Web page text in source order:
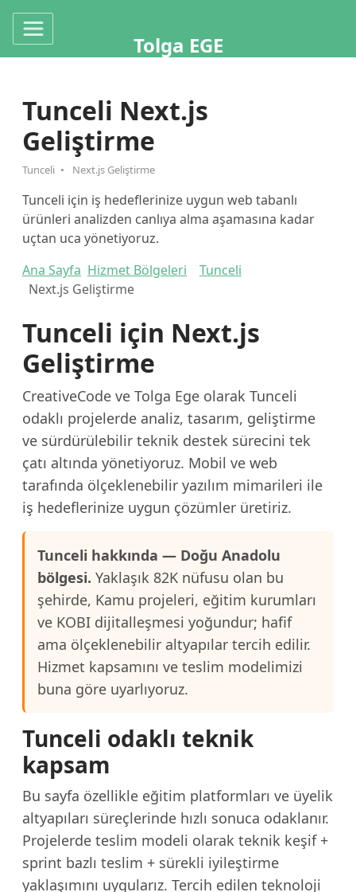
Tolga EGE
Tunceli Next.js
Geliştirme
Tunceli Next.js Geliştirme
Tunceli için iş hedeflerinize uygun web tabanlı
ürünleri analizden canlıya alma aşamasına kadar
uçtan uca yönetiyoruz.
Ana Sayfa Hizmet Bölgeleri
Tunceli
Next.js Geliştirme
Tunceli için Next.js
Geliştirme
CreativeCode ve Tolga Ege olarak Tunceli
odaklı projelerde analiz, tasarım, geliştirme
ve sürdürülebilir teknik destek sürecini tek
çatı altında yönetiyoruz. Mobil ve web
tarafında ölçeklenebilir yazılım mimarileri ile
iş hedeflerinize uygun çözümler üretiriz.
Tunceli hakkında — Doğu Anadolu
bölgesi. Yaklaşık 82K nüfusu olan bu
şehirde, Kamu projeleri, eğitim kurumları
ve KOBI dijitalleşmesi yoğundur; hafif
ama ölçeklenebilir altyapılar tercih edilir.
Hizmet kapsamını ve teslim modelimizi
buna göre uyarlıyoruz.
Tunceli odaklı teknik
kapsam
Bu sayfa özellikle eğitim platformları ve üyelik
altyapıları süreçlerinde hızlı sonuca odaklanır.
Projelerde teslim modeli olarak teknik keşif +
sprint bazlı teslim + sürekli iyileştirme
yaklaşımını uygularız. Tercih edilen teknoloji